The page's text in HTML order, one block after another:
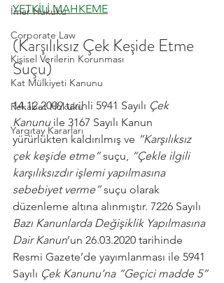
İmar Hukuku
Corporate Law
Kişisel Verilerin Korunması
Kat Mülkiyeti Kanunu
Rekabet Hukuku
Yargıtay Kararları
YETKİLİ MAHKEME
(Karşılıksız Çek Keşide Etme
Suçu)
14.12.2009 tarihli 5941 Sayılı Çek
Kanunu ile 3167 Sayılı Kanun
yürürlükten kaldırılmış ve “Karşılıksız
çek keşide etme” suçu, “Çekle ilgili
karşılıksızdır işlemi yapılmasına
sebebiyet verme” suçu olarak
düzenleme altına alınmıştır. 7226 Sayılı
Bazı Kanunlarda Değişiklik Yapılmasına
Dair Kanun’un 26.03.2020 tarihinde
Resmi Gazete’de yayımlanması ile 5941
Sayılı Çek Kanunu’na “Geçici madde 5”